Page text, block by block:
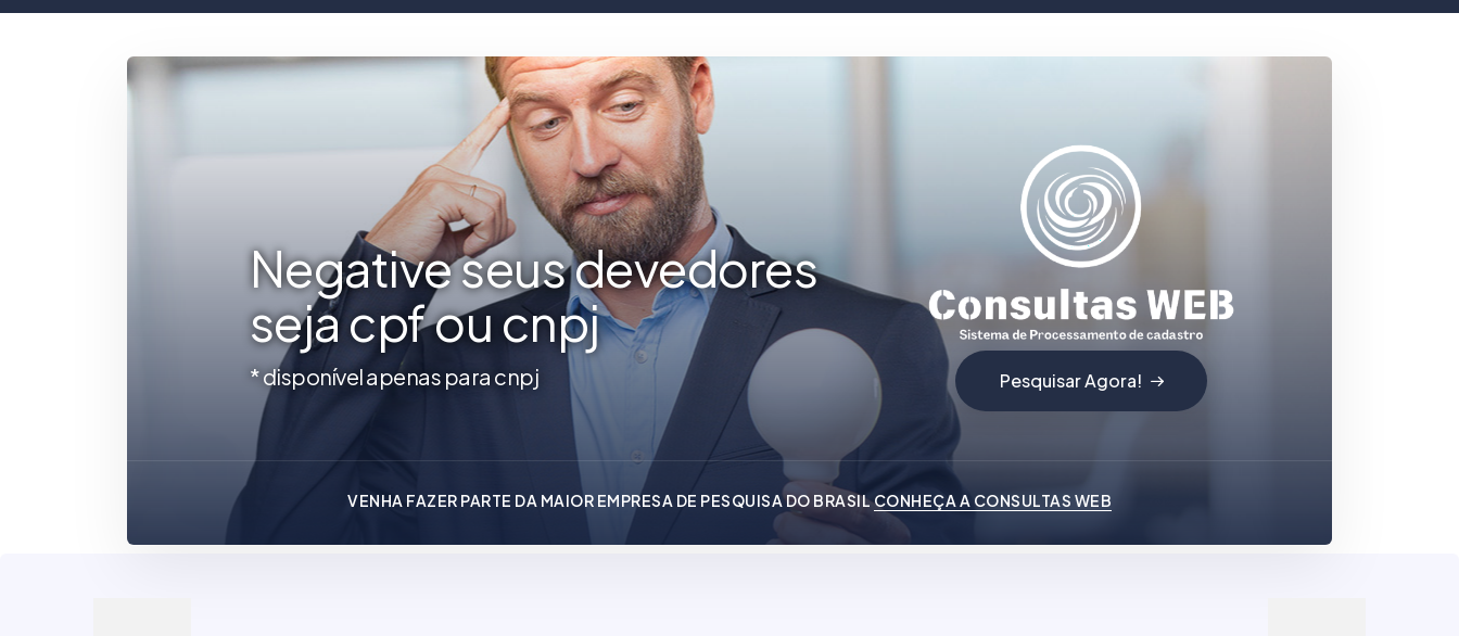
Negative seus devedores
seja cpf ou cnpj
* disponível apenas para cnpj Pesquisar Agora!
VENHA FAZER PARTE DA MAIOR EMPRESA DE PESQUISA DO BRASILCONHEÇA A CONSULTAS WEB